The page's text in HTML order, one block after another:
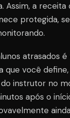
Assim, a receita
protegida,
atrasados
que você
instrutor no
após o